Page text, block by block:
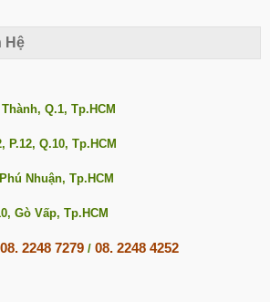
Hệ
Q.1, Tp.HCM
Q.10, Tp.HCM
Nhuận, Tp.HCM
Gò Vấp, Tp.HCM
08. 2248 7279 / 08. 2248 4252